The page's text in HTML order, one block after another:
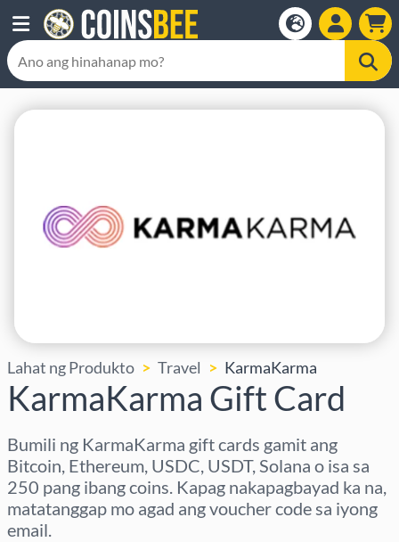
Lahat ng Produkto Travel KarmaKarma
KarmaKarma Gift Card
Bumili ng KarmaKarma gift cards gamit ang
Bitcoin, Ethereum, USDC, USDT, Solana o isa sa
250 pang ibang coins. Kapag nakapagbayad ka na,
matatanggap mo agad ang voucher code sa iyong
email.